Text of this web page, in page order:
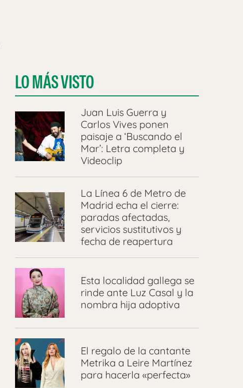
LO MÁS VISTO
Juan Luis Guerra y
Carlos Vives ponen
paisaje a ‘Buscando el
Mar’: Letra completa y
Videoclip
La Línea 6 de Metro de
Madrid echa el cierre:
paradas afectadas,
servicios sustitutivos y
fecha de reapertura
Esta localidad gallega se
rinde ante Luz Casal y la
nombra hija adoptiva
El regalo de la cantante
Metrika a Leire Martínez
para hacerla «perfecta»